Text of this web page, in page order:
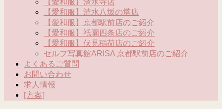
【愛和服】清水寺店
【愛和服】清水八坂の塔店
【愛和服】京都駅前店のご紹介
【愛和服】祇園四条店のご紹介
【愛和服】伏見稲荷店のご紹介
セルフ写真館ARISA 京都駅前店のご紹介
よくあるご質問
お問い合わせ
求人情報
[方案]